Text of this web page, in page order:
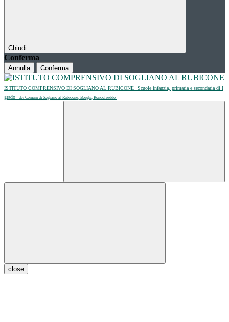
Chiudi
Conferma
Annulla Conferma
ISTITUTO COMPRENSIVO DI SOGLIANO AL RUBICONE
Scuole infanzia, primaria e secondaria di I
grado
dei Comuni di Sogliano al Rubicone, Borghi, Roncofreddo
close